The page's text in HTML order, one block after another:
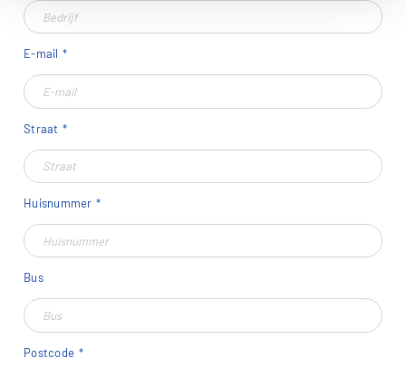
E-mail
Straat
Huisnummer
Bus
Postcode